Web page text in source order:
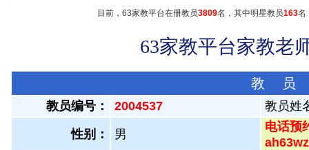
目前，63家教平台在册教员3809名，其中明星教员163名
63家教平台家教老
教 员
教员编号： 2004537 教员姓
性别： 男
电话预